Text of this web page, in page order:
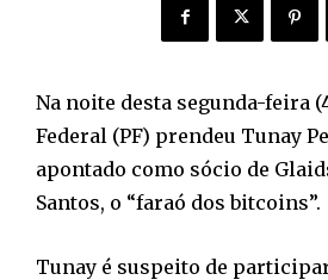
Na noite desta segunda-feira
Federal (PF) prendeu Tunay
apontado como sócio de
Santos, o “faraó dos bitcoins”.
Tunay é suspeito de